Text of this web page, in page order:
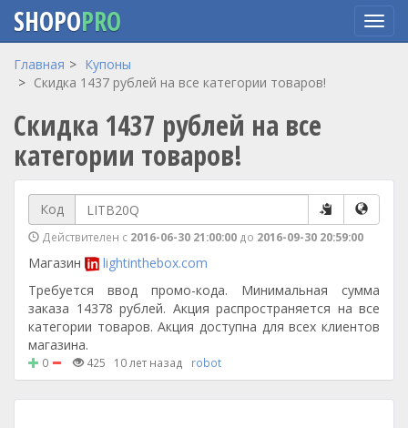
Перейти
содержанию
SHOPOPRO
Главная
Купоны
Скидка 1437 рублей на все категории товаров!
Скидка 1437 рублей на все
категории товаров!
Код
Действителен с 2016-06-30 21:00:00 до 2016-09-30 20:59:00
Магазин
lightinthebox.com
Требуется ввод промо-кода. Минимальная сумма
заказа 14378 рублей. Акция распространяется на все
категории товаров. Акция доступна для всех клиентов
магазина.
0 425 10 лет назад robot